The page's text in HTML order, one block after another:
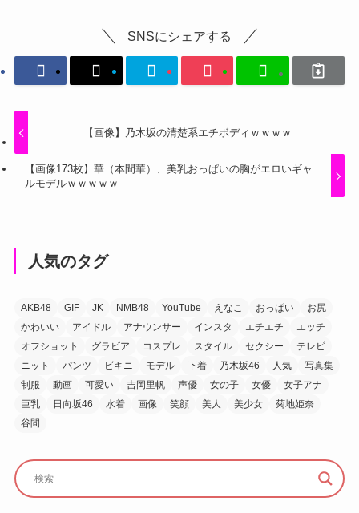
SNSにシェアする
【画像】乃木坂の清楚系エチボディｗｗｗｗ
【画像173枚】華（本間華）、美乳おっぱいの胸がエロいギャ
ルモデルｗｗｗｗｗ
人気のタグ
AKB48 GIF JK NMB48 YouTube えなこ おっぱい
お尻
かわいい
アイドル アナウンサー インスタ エチエチ
エッチ
オフショット
グラビア コスプレ スタイル セクシー
テレビ
ニット
パンツ ビキニ モデル 下着 乃木坂46 人気
写真集
制服
動画 可愛い 吉岡里帆 声優 女の子 女優
女子アナ
巨乳
日向坂46 水着 画像 笑顔 美人 美少女
菊地姫奈
谷間